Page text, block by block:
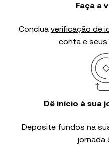
Faça a
Conclua verificação de
conta e
Dê início à sua
Deposite fundos na
jornada